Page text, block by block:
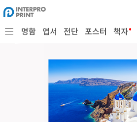
명함 엽서 전단 포스터 책자•